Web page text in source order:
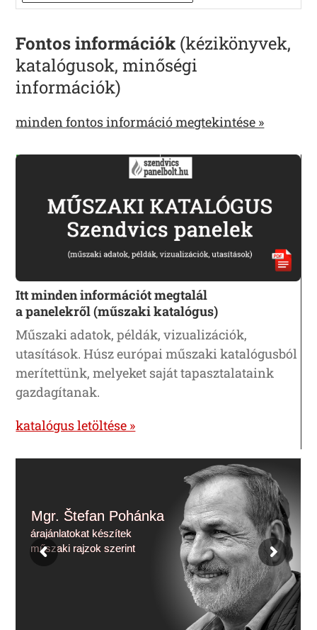
Fontos információk (kézikönyvek,
katalógusok, minőségi
információk)
minden fontos információ megtekintése »
Itt minden információt megtalál
a panelekről (műszaki katalógus)
Műszaki adatok, példák, vizualizációk,
utasítások.Húsz európai műszaki katalógusból
merítettünk, melyeket saját tapasztalataink
gazdagítanak.
katalógus letöltése »
Mgr. Štefan Pohánka
árajánlatokat készítek
műszaki rajzok szerint